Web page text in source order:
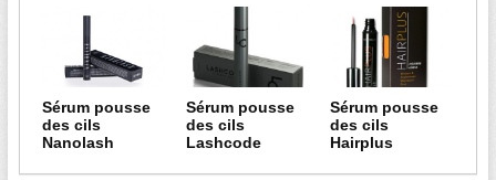
Sérum pousse
des cils
Nanolash
Sérum pousse
des cils
Lashcode
Sérum pousse
des cils
Hairplus